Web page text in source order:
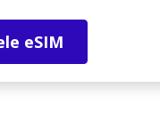
eSIM